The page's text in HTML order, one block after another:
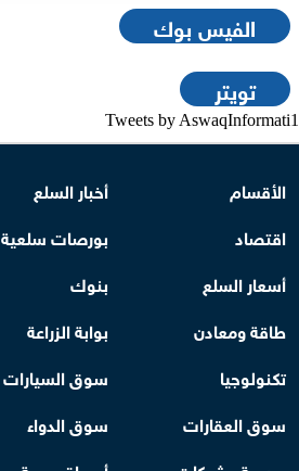
الفيس بوك
تويتر
Tweets by AswaqInformati1
الأقسام
أخبار السلع
اقتصاد
بورصات سلعية
أسعار السلع
بنوك
طاقة ومعادن
بوابة الزراعة
تكنولوجيا
سوق السيارات
سوق العقارات
سوق الدواء